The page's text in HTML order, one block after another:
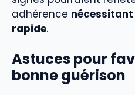
adhérence nécessitant
rapide.
Astuces pour
bonne guérison